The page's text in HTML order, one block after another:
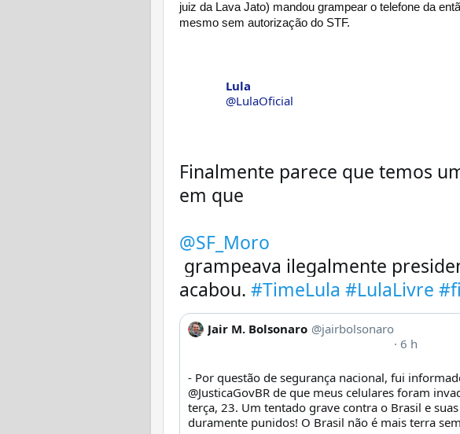
juiz da Lava Jato) mandou grampear o telefone da
mesmo sem autorização do STF.
Lula
@LulaOficial
Finalmente parece que temos
em que
@SF_Moro
grampeava ilegalmente
acabou. #TimeLula #LulaLivre
w
Jair M. Bolsonaro @jairbolsonaro
· 6 h
@JusticaGovBR de que meus celulares foram
terça, 23. Um tentado grave contra o Brasil e
duramente punidos! O Brasil não é mais terra